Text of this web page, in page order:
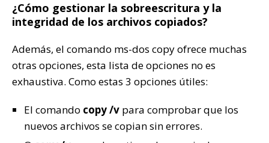
¿Cómo gestionar la sobreescritura y la
integridad de los archivos copiados?
Además, el comando ms-dos copy ofrece muchas
otras opciones, esta lista de opciones no es
exhaustiva. Como estas 3 opciones útiles:
El comando copy /v para comprobar que los
nuevos archivos se copian sin errores.